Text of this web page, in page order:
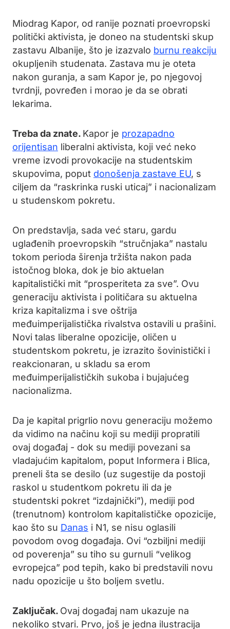
Miodrag Kapor, od ranije poznati proevropski
politički aktivista, je doneo na studentski skup
zastavu Albanije, što je izazvalo burnu reakciju
okupljenih studenata. Zastava mu je oteta
nakon guranja, a sam Kapor je, po njegovoj
tvrdnji, povređen i morao je da se obrati
lekarima.
Treba da znate. Kapor je prozapadno
orijentisan liberalni aktivista, koji već neko
vreme izvodi provokacije na studentskim
skupovima, poput donošenja zastave EU, s
ciljem da “raskrinka ruski uticaj” i nacionalizam
u studenskom pokretu.
On predstavlja, sada već staru, gardu
uglađenih proevropskih “stručnjaka” nastalu
tokom perioda širenja tržišta nakon pada
istočnog bloka, dok je bio aktuelan
kapitalistički mit “prosperiteta za sve”. Ovu
generaciju aktivista i političara su aktuelna
kriza kapitalizma i sve oštrija
međuimperijalistička rivalstva ostavili u prašini.
Novi talas liberalne opozicije, oličen u
studentskom pokretu, je izrazito šovinistički i
reakcionaran, u skladu sa erom
međuimperijalističkih sukoba i bujajućeg
nacionalizma.
Da je kapital prigrlio novu generaciju možemo
da vidimo na načinu koji su mediji propratili
ovaj događaj - dok su mediji povezani sa
vladajućim kapitalom, poput Informera i Blica,
preneli šta se desilo (uz sugestije da postoji
raskol u studentkom pokretu ili da je
studentski pokret “izdajnički”), mediji pod
(trenutnom) kontrolom kapitalističke opozicije,
kao što su Danas i N1, se nisu oglasili
povodom ovog događaja. Ovi “ozbiljni mediji
od poverenja” su tiho su gurnuli “velikog
evropejca” pod tepih, kako bi predstavili novu
nadu opozicije u što boljem svetlu.
Zaključak. Ovaj događaj nam ukazuje na
nekoliko stvari. Prvo, još je jedna ilustracija